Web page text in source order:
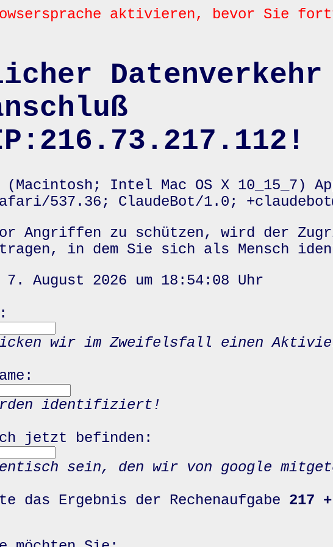
aktivieren, bevor Sie
Intel Mac OS X 10_15_7)
537.36; ClaudeBot/1.0;
Angriffen zu schützen, wird der
in dem Sie sich als Mensch
August 2026 um 18:54:08 Uhr
wir im Zweifelsfall einen
identifiziert!
jetzt befinden:
sein, den wir von google
das Ergebnis der Rechenaufgabe 217